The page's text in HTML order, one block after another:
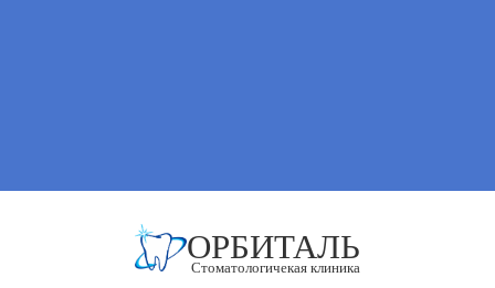
ОРБИТАЛЬ
Стоматологичекая клиника